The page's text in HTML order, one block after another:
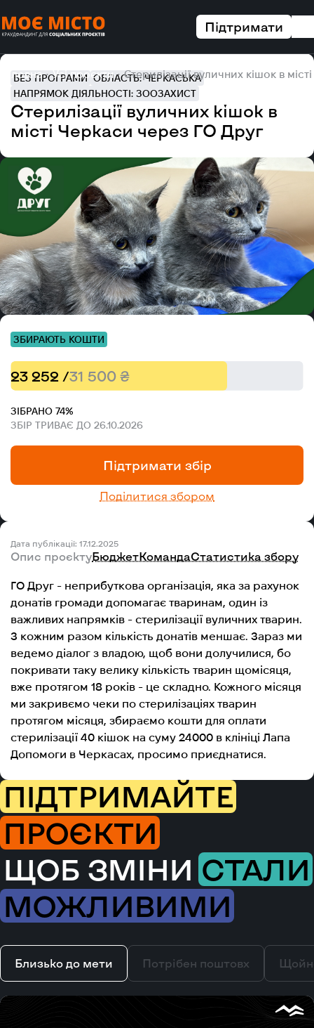
Підтримати
Головна Усі проєкти Стерилізації вуличних кішок в
БЕЗ ПРОГРАМИ ОБЛАСТЬ: ЧЕРКАСЬКА
НАПРЯМОК ДІЯЛЬНОСТІ: ЗООЗАХИСТ
Стерилізації вуличних кішок в
місті Черкаси через ГО Друг
ЗБИРАЮТЬ КОШТИ
23 252 /31 500 ₴
ЗІБРАНО 74%
ЗБІР ТРИВАЄ ДО 26.10.2026
Підтримати збір
Поділитися збором
Дата публікації: 17.12.2025
Опис проєктуБюджетКомандаСтатистика збору
ГО Друг - неприбуткова організація, яка за рахунок
донатів громади допомагає тваринам, один із
важливих напрямків - стерилізації вуличних тварин.
З кожним разом кількість донатів меншає. Зараз ми
ведемо діалог з владою, щоб вони долучилися, бо
покривати таку велику кількість тварин щомісяця,
вже протягом 18 років - це складно. Кожного місяця
ми закривємо чеки по стерилізаціях тварин
протягом місяця, збираємо кошти для оплати
стерилізації 40 кішок на суму 24000 в клініці Лапа
Допомоги в Черкасах, просимо приєднатися.
ПІДТРИМАЙТЕ
ПРОЄКТИ
ЩОБ ЗМІНИ СТАЛИ
МОЖЛИВИМИ
Близько до мети Потрібен поштовх